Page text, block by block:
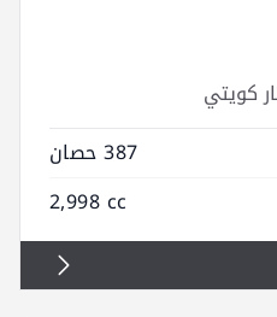
387 حصان
2,998 cc